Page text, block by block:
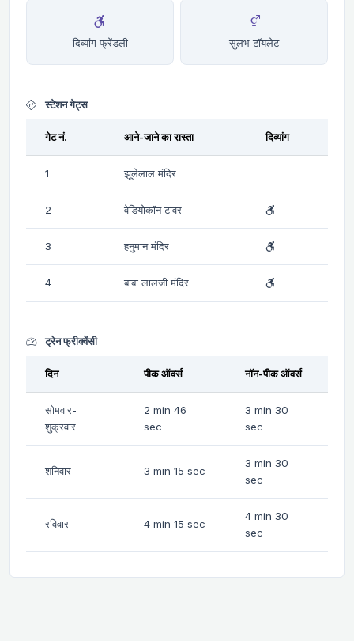
दिव्यांग फ्रेंडली सुलभ टॉयलेट
स्टेशन गेट्स
गेट नं. आने-जाने का रास्ता दिव्यांग
1 झूलेलाल मंदिर
2 वेडियोकॉन टावर
3 हनुमान मंदिर
4 बाबा लालजी मंदिर
ट्रेन फ्रीक्वेंसी
दिन पीक ऑवर्स नॉन-पीक ऑवर्स
सोमवार-
शुक्रवार
2 min 46
sec
3 min 30
sec
शनिवार 3 min 15 sec
3 min 30
sec
रविवार 4 min 15 sec
4 min 30
sec